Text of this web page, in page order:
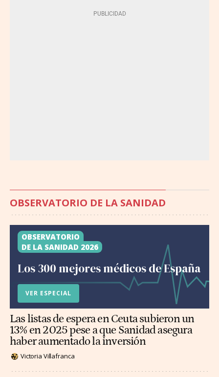
OBSERVATORIO DE LA SANIDAD
OBSERVATORIO
DE LA SANIDAD 2026
Los 300 mejores médicos de España
VER ESPECIAL
Las listas de espera en Ceuta subieron un
13% en 2025 pese a que Sanidad asegura
haber aumentado la inversión
Victoria Villafranca